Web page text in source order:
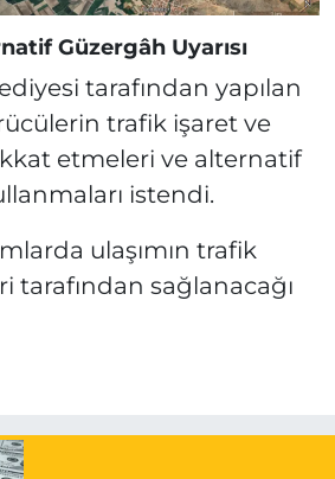
Güzergâh Uyarısı
tarafından yapılan
trafik işaret ve
etmeleri ve alternatif
istendi.
ulaşımın trafik
tarafından sağlanacağı